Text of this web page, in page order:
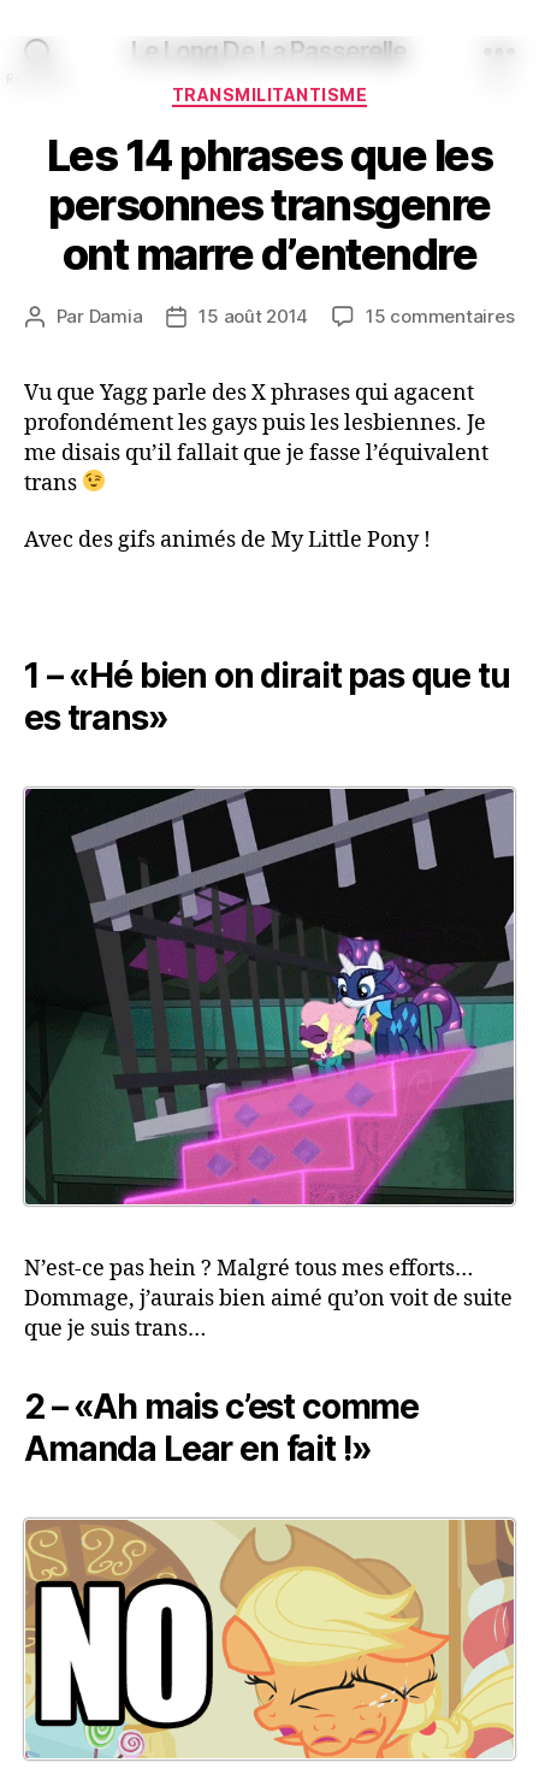
Le Long De La Passerelle
Catégories
TRANSMILITANTISME
Les 14 phrases que les
personnes transgenre
ont marre d’entendre
Auteur
Par Damia
Date15 août 2014 15 commentairessur
Vu que Yagg parle des X phrases qui agacent
profondément les gays puis les lesbiennes. Je
me disais qu’il fallait que je fasse l’équivalent
trans
Avec des gifs animés de My Little Pony !
1 – «Hé bien on dirait pas que tu
es trans»
N’est-ce pas hein ? Malgré tous mes efforts…
Dommage, j’aurais bien aimé qu’on voit de suite
que je suis trans…
2 – «Ah mais c’est comme
Amanda Lear en fait !»